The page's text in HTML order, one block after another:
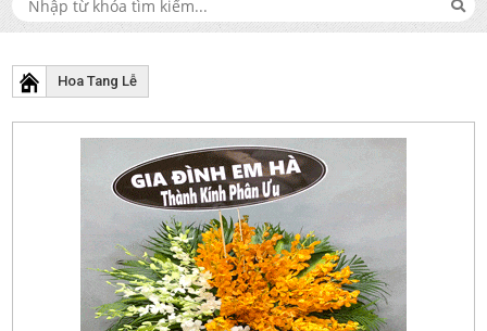
Hoa Tang Lễ